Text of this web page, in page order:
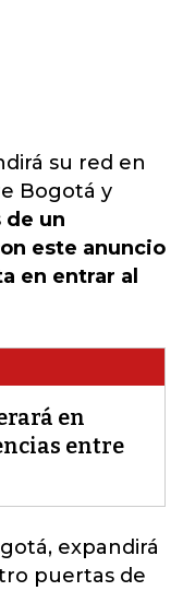
su red en
Bogotá y
de un
este anuncio
en entrar al
en
entre
expandirá
puertas de